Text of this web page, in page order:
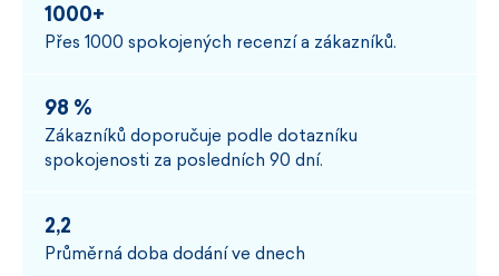
1000+
Přes 1000 spokojených recenzí a zákazníků.
98 %
Zákazníků doporučuje podle dotazníku
spokojenosti za posledních 90 dní.
2,2
Průměrná doba dodání ve dnech